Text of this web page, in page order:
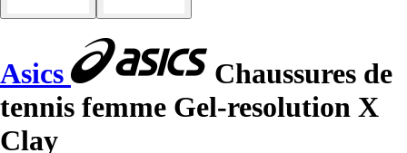
Asics
Chaussures de
tennis femme Gel-resolution X
Clay